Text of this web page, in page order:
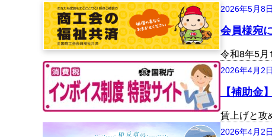
2026年5月8日
会員様宛
令和8年5
2026年4月2日
【補助金
賃上げと攻
2026年4月2日